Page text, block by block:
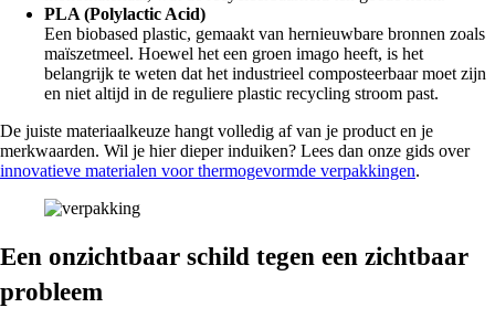
PLA (Polylactic Acid)
Een biobased plastic, gemaakt van hernieuwbare bronnen zoals
maïszetmeel. Hoewel het een groen imago heeft, is het
belangrijk te weten dat het industrieel composteerbaar moet zijn
en niet altijd in de reguliere plastic recycling stroom past.
De juiste materiaalkeuze hangt volledig af van je product en je
merkwaarden. Wil je hier dieper induiken? Lees dan onze gids over
innovatieve materialen voor thermogevormde verpakkingen.
Een onzichtbaar schild tegen een zichtbaar
probleem